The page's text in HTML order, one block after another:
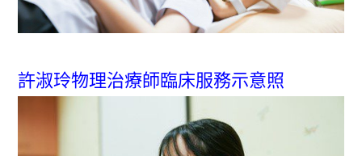
許淑玲物理治療師臨床服務示意照